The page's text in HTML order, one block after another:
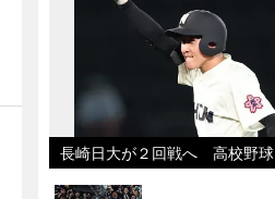
長崎日大が２回戦へ 高校野球